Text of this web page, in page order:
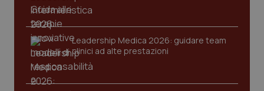
Leadership Medica 2026: guidare team
clinici ad alte prestazioni